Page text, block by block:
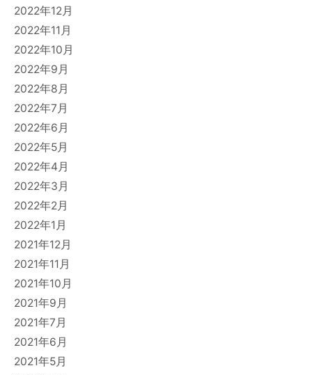
2022年12月
2022年11月
2022年10月
2022年9月
2022年8月
2022年7月
2022年6月
2022年5月
2022年4月
2022年3月
2022年2月
2022年1月
2021年12月
2021年11月
2021年10月
2021年9月
2021年7月
2021年6月
2021年5月